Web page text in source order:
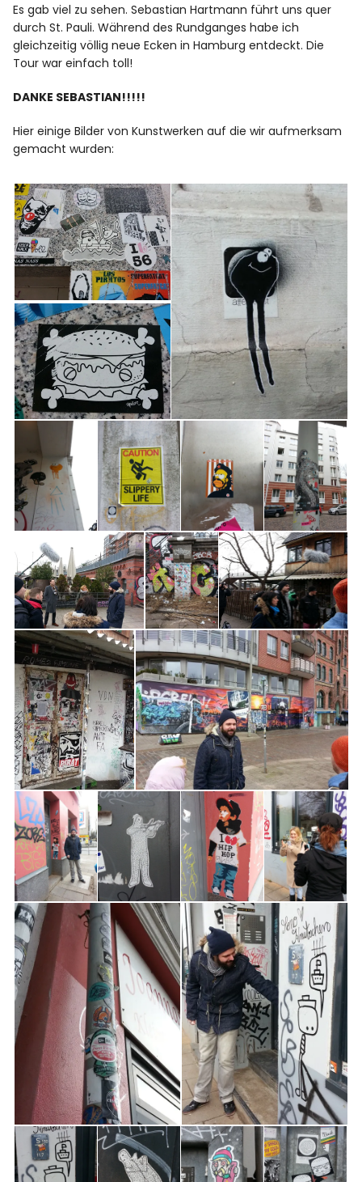
Es gab viel zu sehen. Sebastian Hartmann führt uns quer
durch St. Pauli. Während des Rundganges habe ich
gleichzeitig völlig neue Ecken in Hamburg entdeckt. Die
Tour war einfach toll!
DANKE SEBASTIAN!!!!!
Hier einige Bilder von Kunstwerken auf die wir aufmerksam
gemacht wurden: